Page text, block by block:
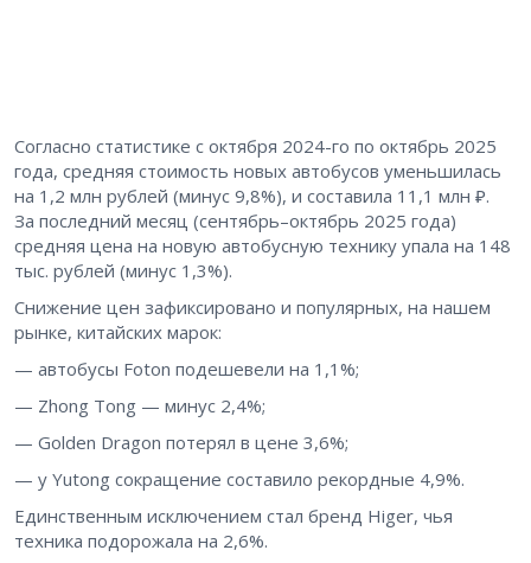
Согласно статистике с октября 2024-го по октябрь 2025
года, средняя стоимость новых автобусов уменьшилась
на 1,2 млн рублей (минус 9,8%), и составила 11,1 млн ₽.
За последний месяц (сентябрь–октябрь 2025 года)
средняя цена на новую автобусную технику упала на 148
тыс. рублей (минус 1,3%).
Снижение цен зафиксировано и популярных, на нашем
рынке, китайских марок:
— автобусы Foton подешевели на 1,1%;
— Zhong Tong — минус 2,4%;
— Golden Dragon потерял в цене 3,6%;
— у Yutong сокращение составило рекордные 4,9%.
Единственным исключением стал бренд Higer, чья
техника подорожала на 2,6%.